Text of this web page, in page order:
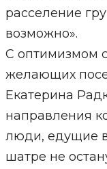
расселение
возможно».
С оптимизмом
желающих
Екатерина
направления
люди, едущие в
шатре не